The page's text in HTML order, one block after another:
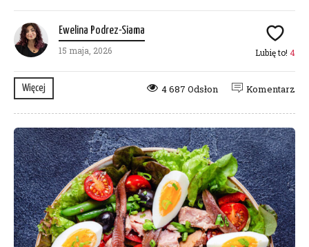
Ewelina Podrez-Siama
15 maja, 2026 Lubię to! 4
Więcej Komentarz
4 687 Odsłon